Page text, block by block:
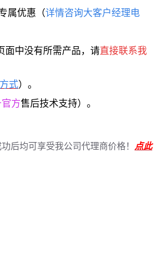
属优惠 （详情咨询大客户经理电
面中没有所需产品，请直接联系我
式）。
方售后技术支持）。
后均可享受我公司代理商价格！ 点此